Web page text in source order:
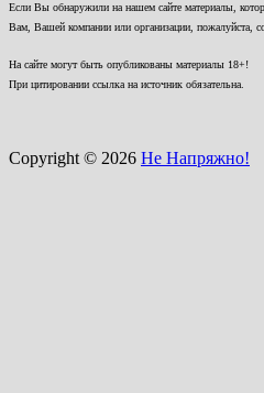
Если Вы обнаружили на нашем сайте материалы,
Вам, Вашей компании или организации, пожалуйста,
На сайте могут быть опубликованы материалы 18+!
При цитировании ссылка на источник обязательна.
Copyright © 2026 Не Напряжно!